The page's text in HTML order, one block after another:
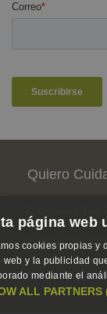
Pie de página
Quiero
Seguros
Somos
página web
cookies propias y
web y la publicidad
mediante el
ALL PARTNERS